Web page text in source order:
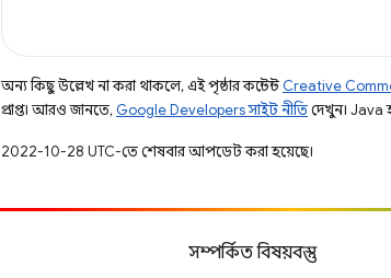
অন্য কিছু উল্লেখ না করা থাকলে, এই পৃষ্ঠার কন্টেন্ট Creative
প্রাপ্ত। আরও জানতে, Google Developers সাইট নীতিদেখুন। Java
2022-10-28 UTC-তে শেষবার আপডেট করা হয়েছে।
সম্পর্কিত বিষয়বস্তু